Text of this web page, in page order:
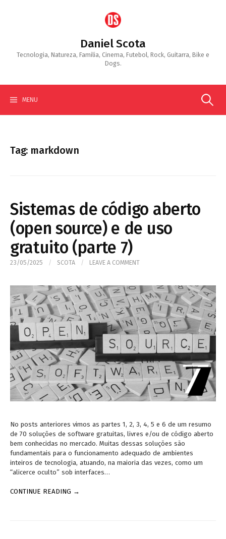
Daniel Scota
Tecnologia, Natureza, Familia, Cinema, Futebol, Rock, Guitarra, Bike e
Dogs.
MENU Search
Tag: markdown
Sistemas de código aberto
(open source) e de uso
gratuito (parte 7)
23/05/2025 / SCOTA / LEAVE A COMMENT
No posts anteriores vimos as partes 1, 2, 3, 4, 5 e 6 de um resumo
de 70 soluções de software gratuitas, livres e/ou de código aberto
bem conhecidas no mercado. Muitas dessas soluções são
fundamentais para o funcionamento adequado de ambientes
inteiros de tecnologia, atuando, na maioria das vezes, como um
“alicerce oculto” sob interfaces…
CONTINUE READING →